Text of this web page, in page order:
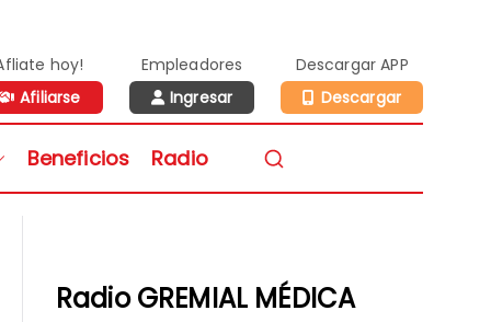
hoy!
Afiliarse
Empleadores
Ingresar
Descargar APP
Descargar
Médicos de la
Privada
Beneficios Radio
Radio GREMIAL MÉDICA